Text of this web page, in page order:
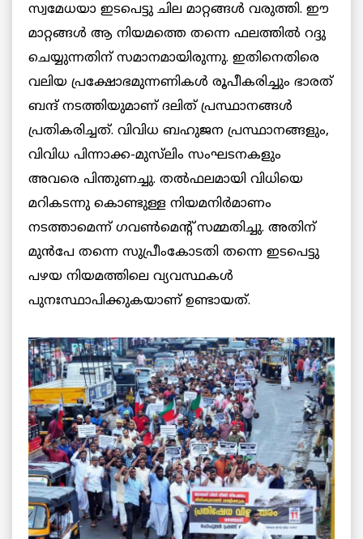
സ്വമേധയാ ഇടപെട്ടു ചില മാറ്റങ്ങൾ വരുത്തി. ഈ
മാറ്റങ്ങൾ ആ നിയമത്തെ തന്നെ ഫലത്തിൽ റദ്ദു
ചെയ്യുന്നതിന് സമാനമായിരുന്നു. ഇതിനെതിരെ
വലിയ പ്രക്ഷോഭമുന്നണികൾ രൂപീകരിച്ചും ഭാരത്
ബന്ദ് നടത്തിയുമാണ് ദലിത് പ്രസ്ഥാനങ്ങൾ
പ്രതികരിച്ചത്. വിവിധ ബഹുജന പ്രസ്ഥാനങ്ങളും,
വിവിധ പിന്നാക്ക-മുസ്‌ലിം സംഘടനകളും
അവരെ പിന്തുണച്ചു. തൽഫലമായി വിധിയെ
മറികടന്നു കൊണ്ടുള്ള നിയമനിർമാണം
നടത്താമെന്ന് ഗവൺമെന്റ് സമ്മതിച്ചു. അതിന്
മുൻപേ തന്നെ സുപ്രീംകോടതി തന്നെ ഇടപെട്ടു
പഴയ നിയമത്തിലെ വ്യവസ്ഥകൾ
പുനഃസ്ഥാപിക്കുകയാണ് ഉണ്ടായത്.